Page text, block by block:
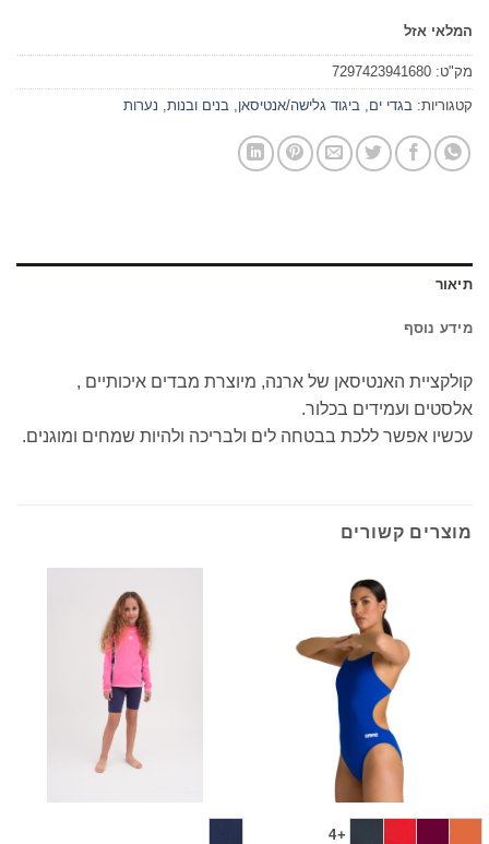
המלאי אזל
מק"ט: 7297423941680
קטגוריות: בגדי ים ביגוד גלישה/אנטיסאן בנים ובנות נערות
תיאור
מידע נוסף
קולקציית האנטיסאן של ארנה, מיוצרת מבדים איכותיים ,
אלסטים ועמידים בכלור.
עכשיו אפשר ללכת בבטחה לים ולבריכה ולהיות שמחים ומוגנים.
מוצרים קשורים
+4